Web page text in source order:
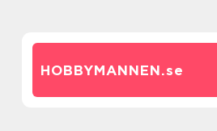
HOBBYMANNEN.se